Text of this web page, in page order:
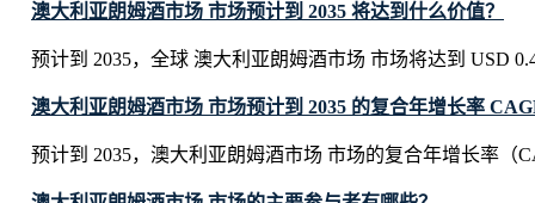
澳大利亚朗姆酒市场 市场预计到 2035 将达到什么价值？
预计到 2035，全球 澳大利亚朗姆酒市场 市场将达到 USD
澳大利亚朗姆酒市场 市场预计到 2035 的复合年增长率
预计到 2035，澳大利亚朗姆酒市场 市场的复合年增长率（